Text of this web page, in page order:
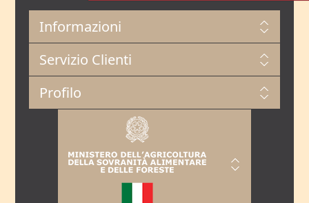
Informazioni
Servizio Clienti
Profilo